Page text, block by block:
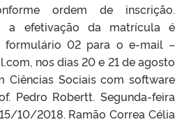
ordem de inscrição.
a efetivação da matrícula é
formulário 02 para o e-mail –
nos dias 20 e 21 de agosto
Sociais com software
Pedro Robertt. Segunda-feira
10/2018. Ramão Correa Célia